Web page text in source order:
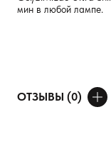
мин в любой лампе.
ОТЗЫВЫ (0)
ДОБАВИТЬ